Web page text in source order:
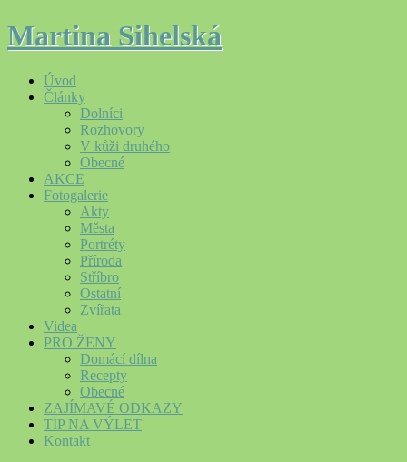
Martina Sihelská
Úvod
Články
Dolníci
Rozhovory
V kůži druhého
Obecné
AKCE
Fotogalerie
Akty
Města
Portréty
Příroda
Stříbro
Ostatní
Zvířata
Videa
PRO ŽENY
Domácí dílna
Recepty
Obecné
ZAJÍMAVÉ ODKAZY
TIP NA VÝLET
Kontakt